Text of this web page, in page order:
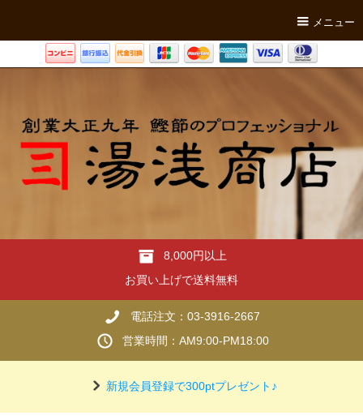
メニュー
8,000円以上
お買い上げで送料無料
電話注文：03-3916-2667
営業時間：AM9:00-PM18:00
新規会員登録で300ptプレゼント♪